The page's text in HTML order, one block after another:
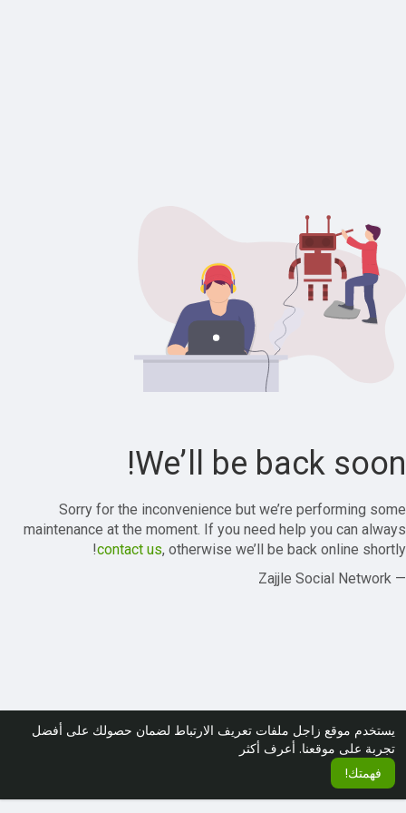
يستخدم موقع زاجل ملفات تعريف الارتباط لضمان حصولك على أفضل
تجربة على موقعنا. أعرف أكثر
فهمتك!
We’ll be back soon!
Sorry for the inconvenience but we’re performing some
maintenance at the moment. If you need help you can always
contact us, otherwise we’ll be back online shortly!
— Zajjle Social Network